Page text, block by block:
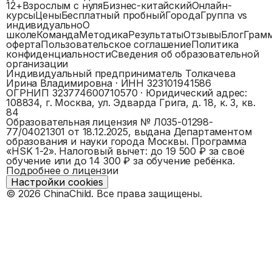
12+Взрослым с нуляБизнес-китайскийОнлайн-
курсыЦеныБесплатный пробныйГородаГруппа vs
индивидуальноО
школеКомандаМетодикаРезультатыОтзывыБлог
офертаПользовательское соглашениеПолитика
конфиденциальностиСведения об образовательной
организации
Индивидуальный предприниматель Толкачева
Ирина Владимировна· ИНН323101941586
ОГРНИП 323774600710570 · Юридический адрес:
108834, г. Москва, ул. Эдварда Грига, д. 18, к. 3, кв.
84
Образовательная лицензия № Л035-01298-
77/04021301 от 18.12.2025, выдана Департаментом
образования и науки города Москвы. Программа
«HSK 1-2». Налоговый вычет: до 19 500 ₽ за своё
обучение или до 14 300 ₽ за обучение ребёнка.
Подробнее о лицензии
Настройки cookies
© 2026 ChinaChild. Все права защищены.